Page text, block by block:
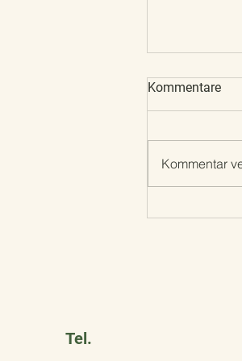
Kommentare
Kommentar
Tel.